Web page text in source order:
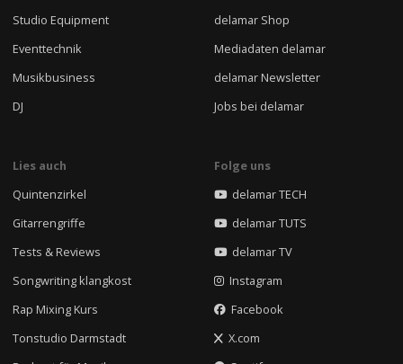
Studio Equipment
Eventtechnik
Musikbusiness
DJ
delamar Shop
Mediadaten delamar
delamar Newsletter
Jobs bei delamar
Lies auch
Quintenzirkel
Gitarrengriffe
Tests & Reviews
Songwriting klangkost
Rap Mixing Kurs
Tonstudio Darmstadt
Folge uns
delamar TECH
delamar TUTS
delamar TV
Instagram
Facebook
X.com